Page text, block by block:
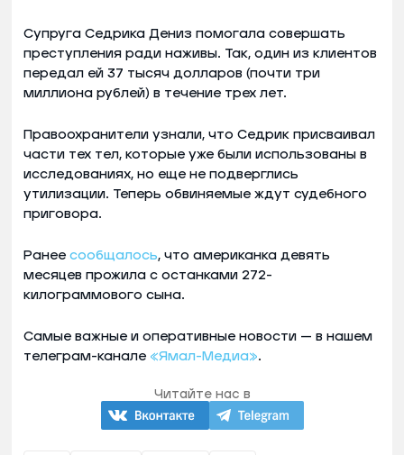
Супруга Седрика Дениз помогала совершать
преступления ради наживы. Так, один из клиентов
передал ей 37 тысяч долларов (почти три
миллиона рублей) в течение трех лет.
Правоохранители узнали, что Седрик присваивал
части тех тел, которые уже были использованы в
исследованиях, но еще не подверглись
утилизации. Теперь обвиняемые ждут судебного
приговора.
Ранее сообщалось, что американка девять
месяцев прожила с останками 272-
килограммового сына.
Самые важные и оперативные новости — в нашем
телеграм-канале «Ямал-Медиа».
Читайте нас в